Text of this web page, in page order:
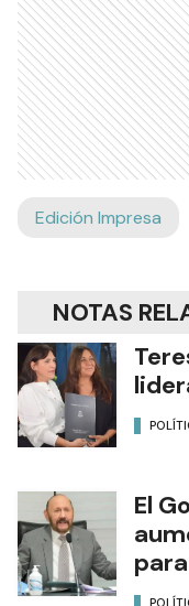
Edición Impresa
NOTAS
El